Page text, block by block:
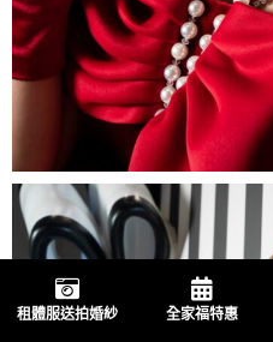
租體服送拍婚紗 全家福特惠